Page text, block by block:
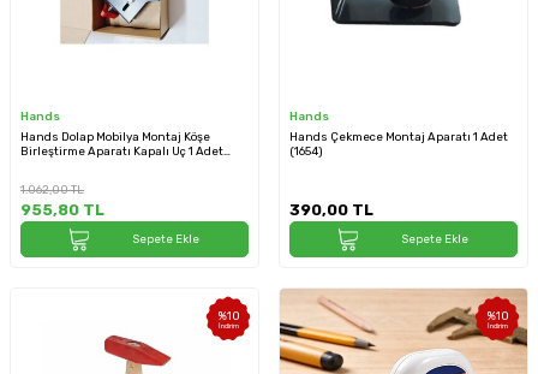
Hands
Hands Dolap Mobilya Montaj Köşe
Birleştirme Aparatı Kapalı Uç 1 Adet
1.062,00TL
955,80 TL
Sepete Ekle
Hands
Hands Çekmece Montaj Aparatı 1 Adet
(1654)
390,00 TL
Sepete Ekle
%10
İndirim
%10
İndirim